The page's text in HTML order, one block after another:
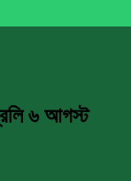
৬ আগস্ট